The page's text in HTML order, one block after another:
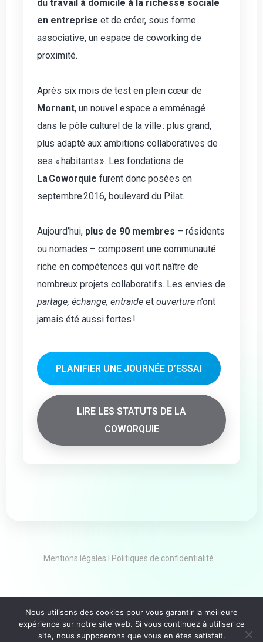
du travail à domicile à la richesse sociale
en entreprise et de créer, sous forme
associative, un espace de coworking de
proximité.
Après six mois de test en plein cœur de
Mornant, un nouvel espace a emménagé
dans le pôle culturel de la ville : plus grand,
plus adapté aux ambitions collaboratives de
ses « habitants ». Les fondations de
La Coworquie furent donc posées en
septembre 2016, boulevard du Pilat.
Aujourd’hui, plus de 90 membres – résidents
ou nomades – composent une communauté
riche en compétences qui voit naître de
nombreux projets collaboratifs. Les envies de
partage, échange, entraide et ouverture n’ont
jamais été aussi fortes !
PLANIFIER UNE JOURNÉE D’ESSAI
LIRE LES STATUTS DE LA
COWORQUIE
Mentions légales l Politiques de confidentialité
Nous utilisons des cookies pour vous garantir la meilleure
expérience sur notre site web. Si vous continuez à utiliser ce
site, nous supposerons que vous en êtes satisfait.